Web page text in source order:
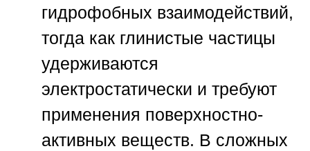
гидрофобных взаимодействий,
тогда как глинистые частицы
удерживаются
электростатически и требуют
применения поверхностно-
активных веществ. В сложных